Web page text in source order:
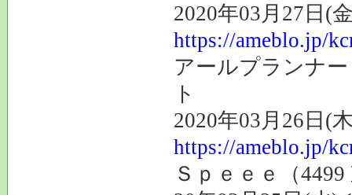
2020年03月27日(
https://ameblo.jp/
アールプランナ
ト
2020年03月26日(
https://ameblo.jp/
Ｓｐｅｅｅ（